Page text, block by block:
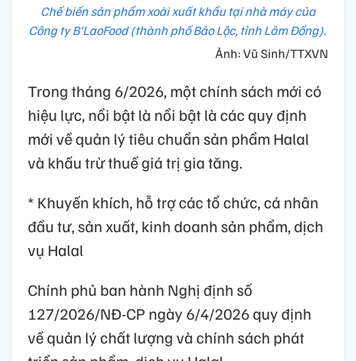
Chế biến sản phẩm xoài xuất khẩu tại nhà máy của
Công ty B'LaoFood (thành phố Bảo Lộc, tỉnh Lâm Đồng).
Ảnh: Vũ Sinh/TTXVN
Trong tháng 6/2026, một chính sách mới có
hiệu lực, nổi bật là nổi bật là các quy định
mới về quản lý tiêu chuẩn sản phẩm Halal
và khấu trừ thuế giá trị gia tăng.
* Khuyến khích, hỗ trợ các tổ chức, cá nhân
đầu tư, sản xuất, kinh doanh sản phẩm, dịch
vụ Halal
Chính phủ ban hành Nghị định số
127/2026/NĐ-CP ngày 6/4/2026 quy định
về quản lý chất lượng và chính sách phát